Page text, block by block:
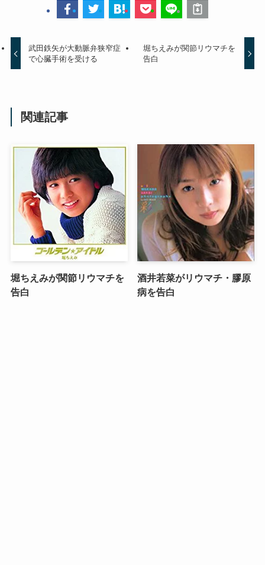
武田鉄矢が大動脈弁狭窄症
で心臓手術を受ける
堀ちえみが関節リウマチを
告白
関連記事
堀ちえみが関節リウマチを
告白
酒井若菜がリウマチ・膠原
病を告白